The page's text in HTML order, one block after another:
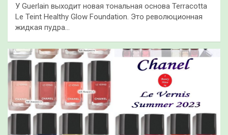
У Guerlain выходит новая тональная основа Terracotta
Le Teint Healthy Glow Foundation. Это революционная
жидкая пудра…